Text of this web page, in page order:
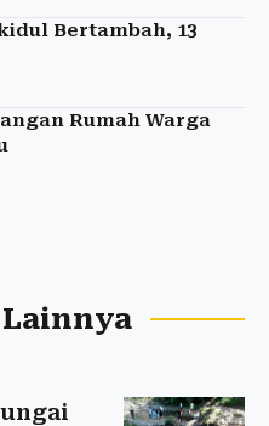
Bertambah, 13
Rumah Warga